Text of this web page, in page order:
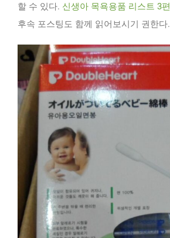
할 수 있다. 신생아 목욕용품 리스트 3편
후속 포스팅도 함께 읽어보시기 권한다.